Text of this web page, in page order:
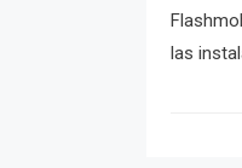
las